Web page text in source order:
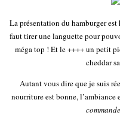
La présentation du hamburger
faut tirer une languette pour
méga top ! Et le ++++ un petit
cheddar
Autant vous dire que je suis
nourriture est bonne, l’ambiance